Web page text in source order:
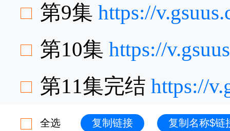
第9集 https://
第10集 https://
第11集完结 https://
全选 复制链接 复制名称$链